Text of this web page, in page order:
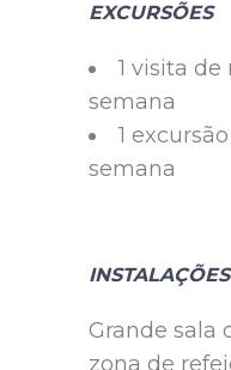
EXCURSÕES
1 visita
semana
1
semana
INSTALAÇÕES
Grande sala
zona de